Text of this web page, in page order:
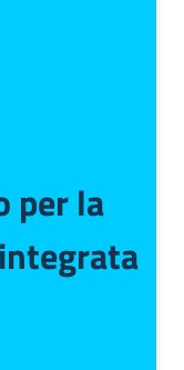
per la